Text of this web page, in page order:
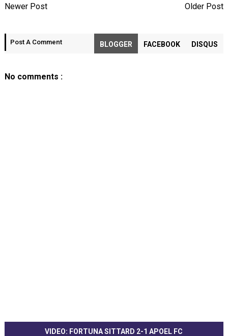
Newer Post Older Post
Post A Comment BLOGGER FACEBOOK DISQUS
No comments :
VIDEO: FORTUNA SITTARD 2-1 APOEL FC